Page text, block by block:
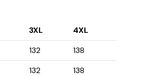
3XL
4XL
132
138
132
138